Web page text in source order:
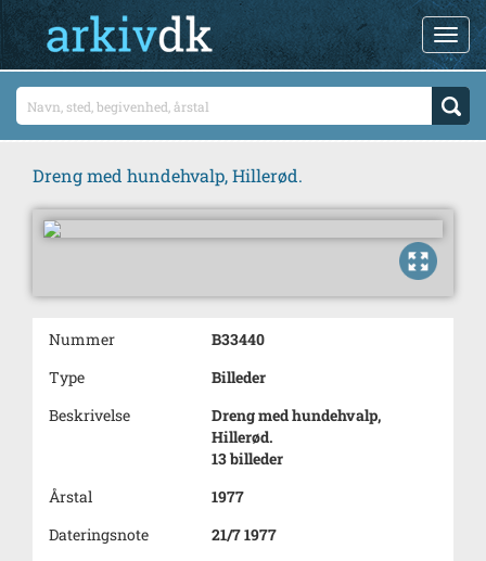
Dreng med hundehvalp, Hillerød.
Nummer
B33440
Type
Billeder
Beskrivelse
Dreng med hundehvalp,
Hillerød.
13 billeder
Årstal
1977
Dateringsnote
21/7 1977